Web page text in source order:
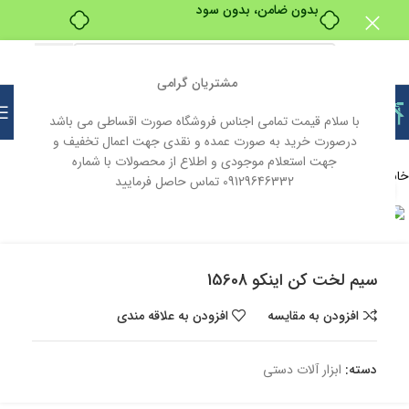
مشتریان گرامی
با سلام قیمت تمامی اجناس فروشگاه صورت اقساطی می باشد
درصورت خرید به صورت عمده و نقدی جهت اعمال تخفیف و
جهت استعلام موجودی و اطلاع از محصولات با شماره
09129646332 تماس حاصل فرمایید
بدون ضامن، بدون سود
خانه ابزار آلات ابزار آلات دستی
بزرگنمایی تصویر
سیم لخت کن اینکو 15608
افزودن به مقایسه افزودن به علاقه مندی
دسته: ابزار آلات دستی